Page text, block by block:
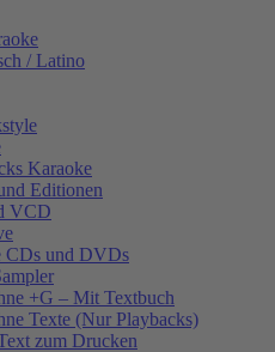
/ Latino
Karaoke
Editionen
VCD
CDs und DVDs
+G – Mit Textbuch
Texte (Nur Playbacks)
zum Drucken